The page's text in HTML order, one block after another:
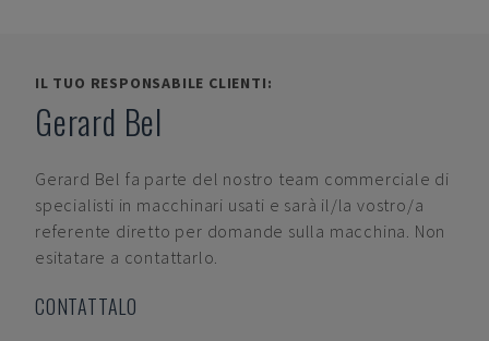
IL TUO RESPONSABILE CLIENTI:
Gerard Bel
Gerard Bel fa parte del nostro team commerciale di
specialisti in macchinari usati e sarà il/la vostro/a
referente diretto per domande sulla macchina. Non
esitatare a contattarlo.
CONTATTALO